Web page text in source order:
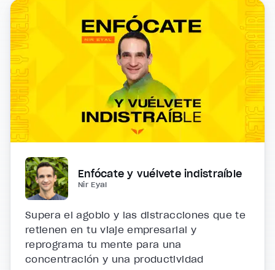
Enfócate y vuélvete indistraíble
Nir Eyal
Supera el agobio y las distracciones que te
retienen en tu viaje empresarial y
reprograma tu mente para una
concentración y una productividad